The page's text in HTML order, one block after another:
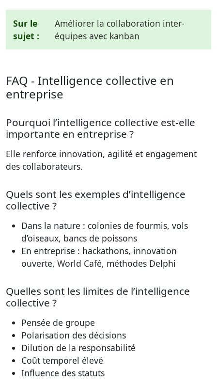
Sur le
sujet :
Améliorer la collaboration inter-
équipes avec kanban
FAQ - Intelligence collective en
entreprise
Pourquoi l’intelligence collective est-elle
importante en entreprise ?
Elle renforce innovation, agilité et engagement
des collaborateurs.
Quels sont les exemples d’intelligence
collective ?
Dans la nature : colonies de fourmis, vols
d’oiseaux, bancs de poissons
En entreprise : hackathons, innovation
ouverte, World Café, méthodes Delphi
Quelles sont les limites de l’intelligence
collective ?
Pensée de groupe
Polarisation des décisions
Dilution de la responsabilité
Coût temporel élevé
Influence des statuts